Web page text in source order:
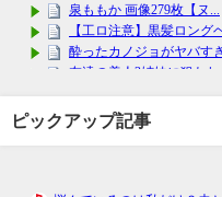
ピックアップ記事